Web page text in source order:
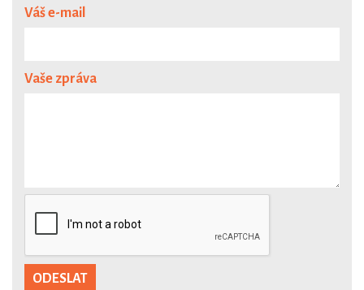
Váš e-mail
Vaše zpráva